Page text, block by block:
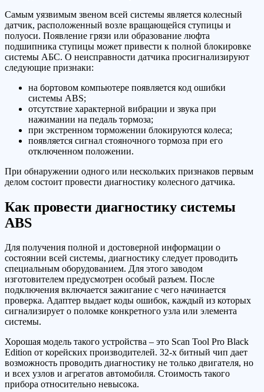
Самым уязвимым звеном всей системы является колесный
датчик, расположенный возле вращающейся ступицы и
полуоси. Появление грязи или образование люфта
подшипника ступицы может привести к полной блокировке
системы АБС. О неисправности датчика просигнализируют
следующие признаки:
на бортовом компьютере появляется код ошибки
системы ABS;
отсутствие характерной вибрации и звука при
нажимании на педаль тормоза;
при экстренном торможении блокируются колеса;
появляется сигнал стояночного тормоза при его
отключенном положении.
При обнаружении одного или нескольких признаков первым
делом состоит провести диагностику колесного датчика.
Как провести диагностику системы
ABS
Для получения полной и достоверной информации о
состоянии всей системы, диагностику следует проводить
специальным оборудованием. Для этого заводом
изготовителем предусмотрен особый разъем. После
подключения включается зажигание с чего начинается
проверка. Адаптер выдает коды ошибок, каждый из которых
сигнализирует о поломке конкретного узла или элемента
системы.
Хорошая модель такого устройства – это Scan Tool Pro Black
Edition от корейских производителей. 32-х битный чип дает
возможность проводить диагностику не только двигателя, но
и всех узлов и агрегатов автомобиля. Стоимость такого
прибора относительно невысока.